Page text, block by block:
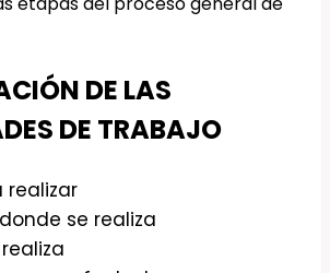
DE LAS
DE TRABAJO
realizar
se realiza